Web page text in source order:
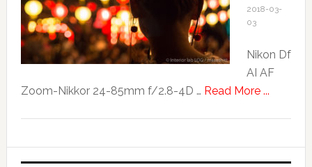
撮
影
の
女
モ
デ
2018-03-
03
Nikon Df
AI AF
Zoom-Nikkor 24-85mm f/2.8-4D … Read More ...about